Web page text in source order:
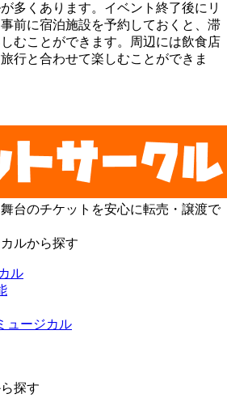
多くあります。イベント終了後にリ
前に宿泊施設を予約しておくと、滞
むことができます。周辺には飲食店
行と合わせて楽しむことができま
台のチケットを安心に転売・譲渡で
ルから探す
ル
ュージカル
探す